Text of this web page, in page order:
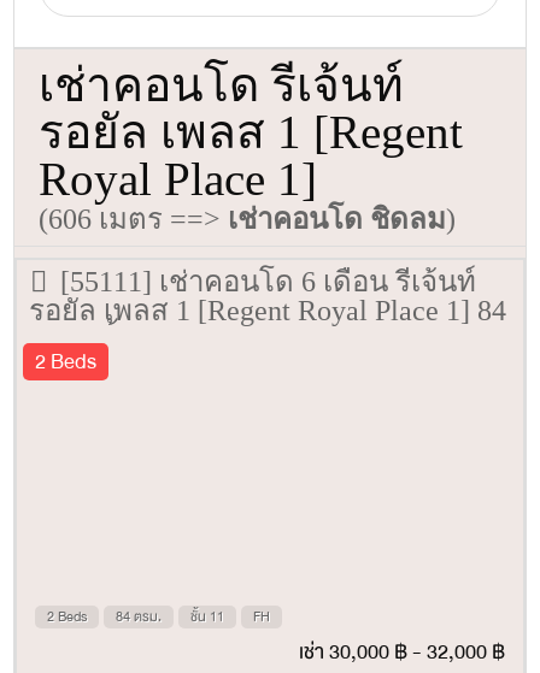
เช่าคอนโด รีเจ้นท์
รอยัล เพลส 1 [Regent
Royal Place 1]
(606 เมตร ==> เช่าคอนโด ชิดลม)
[55111] เช่าคอนโด 6 เดือน รีเจ้นท์
รอยัล เพลส 1 [Regent Royal Place 1] 84
ตรม. ชั้น 11
2 Beds
2 Beds 84 ตรม. ชั้น 11 FH
เช่า 30,000 ฿ - 32,000 ฿